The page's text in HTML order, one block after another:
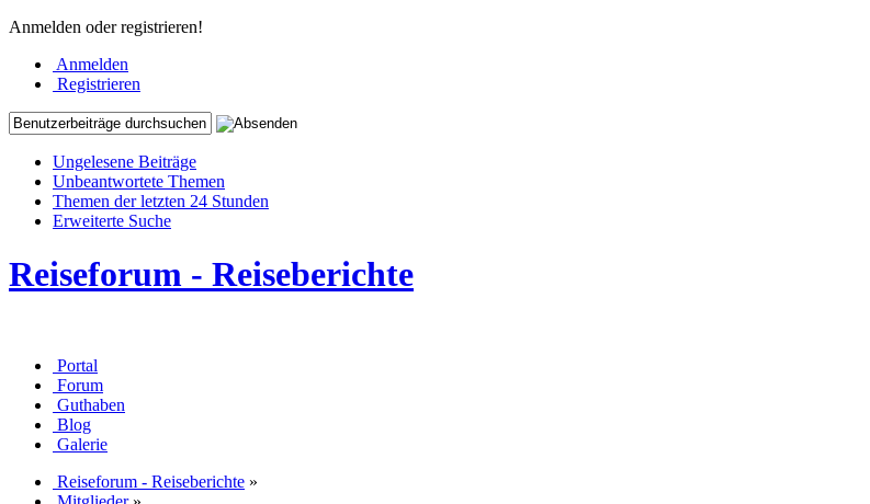
Anmelden oder registrieren!
Anmelden
Registrieren
Ungelesene Beiträge
Unbeantwortete Themen
Themen der letzten 24 Stunden
Erweiterte Suche
Reiseforum - Reiseberichte
Portal
Forum
Guthaben
Blog
Galerie
Reiseforum - Reiseberichte »